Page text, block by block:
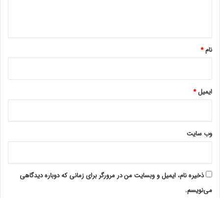
نام*
ایمیل*
وب‌ سایت
ذخیره نام، ایمیل و وبسایت من در مرورگر برای زمانی که دوباره دیدگاهی
می‌نویسم.